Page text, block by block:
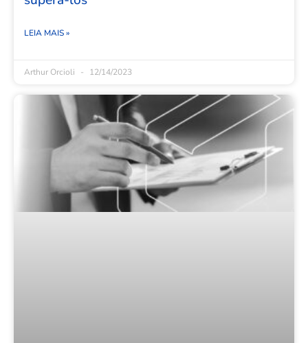
LEIA MAIS »
Arthur Orcioli 12/14/2023